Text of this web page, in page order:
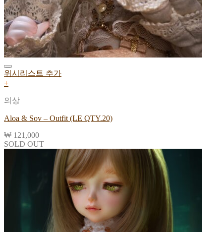
위시리스트 추가
+
의상
Aloa & Sov – Outfit (LE QTY.20)
₩ 121,000
SOLD OUT